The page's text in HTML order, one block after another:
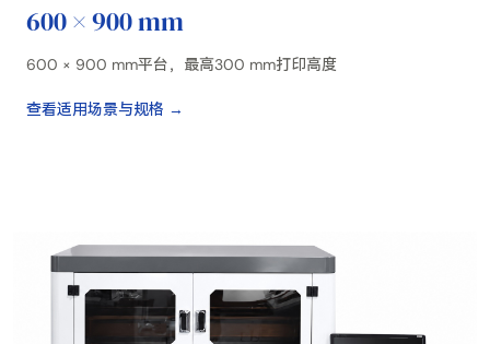
600 × 900 mm
600 × 900 mm平台，最高300 mm打印高度
查看适用场景与规格 →